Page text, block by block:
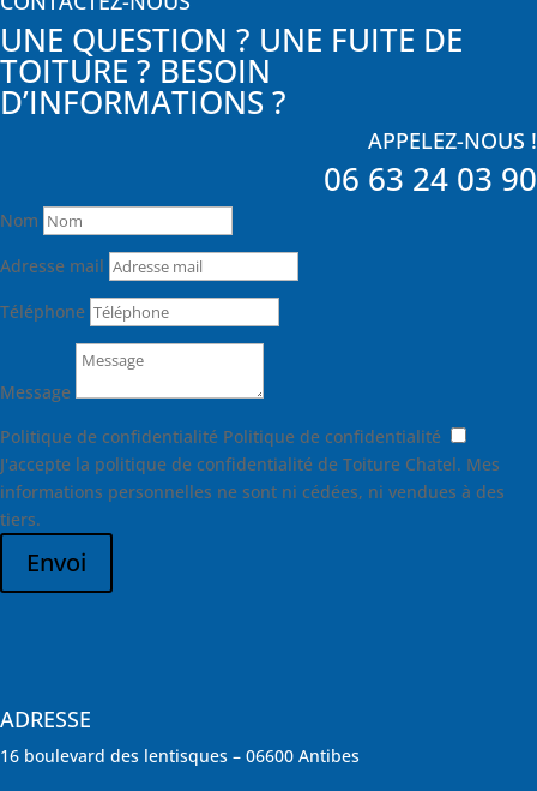
UNE QUESTION ? UNE FUITE DE
TOITURE ? BESOIN
D’INFORMATIONS ?
APPELEZ-NOUS !
06 63 24 03 90
Nom
Adresse mail
Téléphone
Message
Politique de confidentialité Politique de confidentialité
J'accepte la politique de confidentialité de Toiture Chatel. Mes
informations personnelles ne sont ni cédées, ni vendues à des
tiers.
Envoi
ADRESSE
16 boulevard des lentisques – 06600 Antibes